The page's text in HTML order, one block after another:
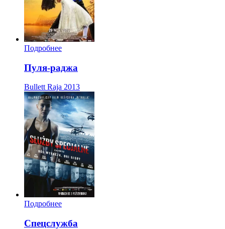
Подробнее
Пуля-раджа
Bullett Raja 2013
Подробнее
Спецслужба